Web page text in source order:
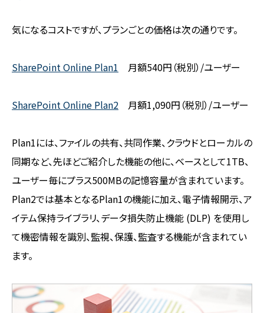
気になるコストですが、プランごとの価格は次の通りです。
SharePoint Online Plan1 月額540円（税別）/ユーザー
SharePoint Online Plan2 月額1,090円（税別）/ユーザー
Plan1には、ファイルの共有、共同作業、クラウドとローカルの
同期など、先ほどご紹介した機能の他に、ベースとして1TB、
ユーザー毎にプラス500MBの記憶容量が含まれています。
Plan2では基本となるPlan1の機能に加え、電子情報開示、ア
イテム保持ライブラリ、データ損失防止機能 (DLP) を使用し
て機密情報を識別、監視、保護、監査する機能が含まれてい
ます。